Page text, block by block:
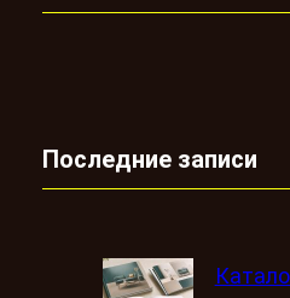
Последние записи